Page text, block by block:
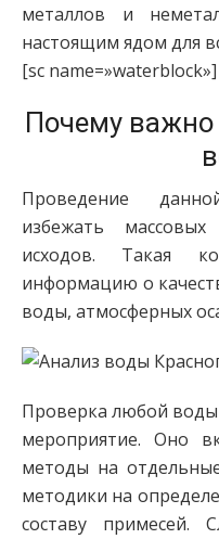
металлов и
настоящим ядом для
[sc name=»waterblock»]
Почему важно
Проведение
избежать
исходов. Такая
информацию о
воды, атмосферных
Проверка любой воды
мероприятие. Оно
методы на
методики на
составу примесей.